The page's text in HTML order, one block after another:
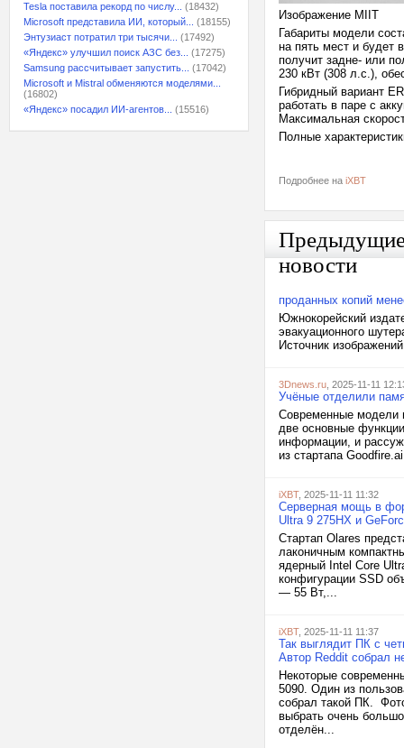
Tesla поставила рекорд по числу...
(18432)
Microsoft представила ИИ, который...
(18155)
Энтузиаст потратил три тысячи...
(17492)
«Яндекс» улучшил поиск АЗС без...
(17275)
Samsung рассчитывает запустить...
(17042)
Microsoft и Mistral обменяются моделями...
(16802)
«Яндекс» посадил ИИ-агентов...
(15516)
Изображение MIIT
Габариты модели
на пять мест и будет
получит задне- или
230 кВт (308 л.с.),
Гибридный вариант
работать в паре с
Максимальная
Полные
Подробнее на iXBT
новости
проданных копий
Южнокорейский
эвакуационного
Источник
3Dnews.ru , 2025-11-11
Учёные отделили
Современные модели
две основные
информации, и
из стартапа
iXBT, 2025-11-11 11:32
Серверная мощь в
Ultra 9 275HX и
Стартап Olares
лаконичным
ядерный Intel Core
конфигурации SSD
— 55 Вт,...
iXBT, 2025-11-11 11:37
Так выглядит ПК с
Автор Reddit собрал
Некоторые
5090. Один из
собрал такой ПК.
выбрать очень
отделён...